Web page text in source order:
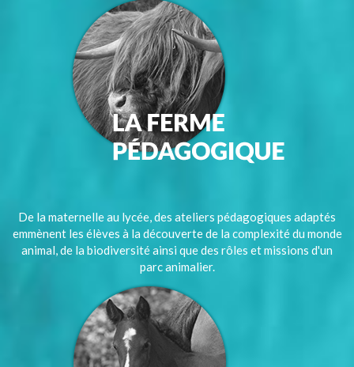
De la maternelle au lycée, des ateliers pédagogiques adaptés
emmènent les élèves à la découverte de la complexité du monde
animal, de la biodiversité ainsi que des rôles et missions d'un
parc animalier.